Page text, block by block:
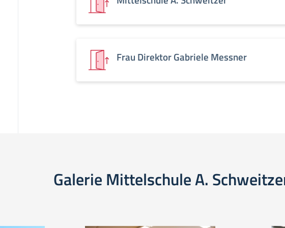
Frau Direktor Gabriele Messner
Galerie Mittelschule A.